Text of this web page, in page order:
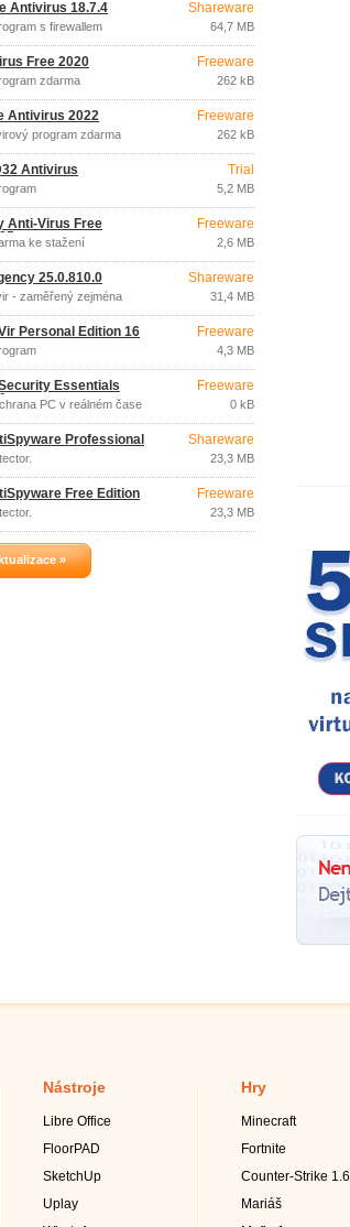
Antivirus 18.7.4
s firewallem
Shareware
64,7 MB
Free 2020
zdarma
Freeware
262 kB
Antivirus 2022
program zdarma
Freeware
262 kB
Antivirus Trial
5,2 MB
Anti-Virus Free
ke stažení
Freeware
2,6 MB
25.0.810.0
- zaměřený zejména
Shareware
31,4 MB
Personal Edition 16 Freeware
4,3 MB
Essentials
PC v reálném čase
Freeware
0 kB
Professional
Shareware
23,3 MB
Free Edition
Freeware
23,3 MB
»
Nástroje
Libre Office
FloorPAD
SketchUp
Uplay
Hry
Minecraft
Fortnite
Counter-Strike 1.6
Mariáš